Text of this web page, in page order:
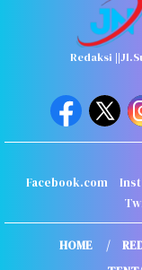
Redaksi
Facebook.com
HOME